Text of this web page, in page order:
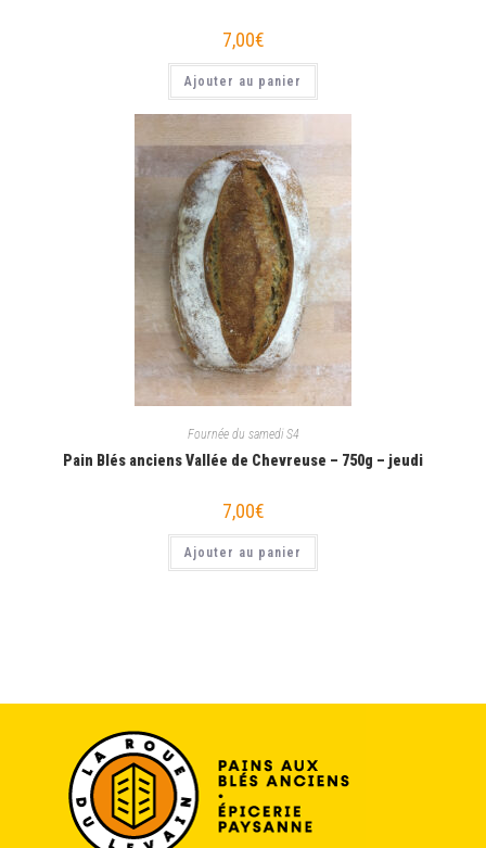
7,00€
Ajouter au panier
Fournée du samedi S4
Pain Blés anciens Vallée de Chevreuse – 750g – jeudi
7,00€
Ajouter au panier